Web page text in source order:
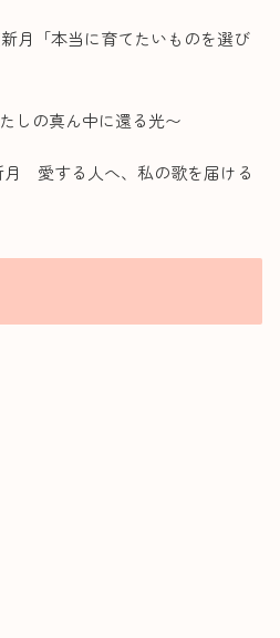
新月「本当に育てたいものを選び
しの真ん中に還る光〜
月 愛する人へ、私の歌を届ける